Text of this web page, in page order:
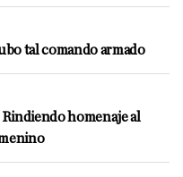
tal comando armado
Rindiendo homenaje al